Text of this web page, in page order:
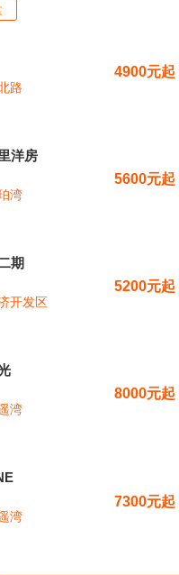
路
4900元起
洋房
湾
5600元起
期
开发区
5200元起
湾
8000元起
湾
7300元起